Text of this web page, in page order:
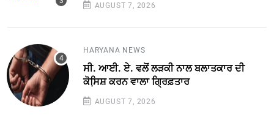
AUGUST 7, 2026
HARYANA NEWS
ਸੀ. ਆਈ. ਏ. ਵਲੋਂ ਲੜਕੀ ਨਾਲ ਬਲਾਤਕਾਰ ਦੀ
ਕੋਸਿ਼ਸ਼ ਕਰਨ ਵਾਲਾ ਗ੍ਰਿਫ਼ਤਾਰ
AUGUST 7, 2026